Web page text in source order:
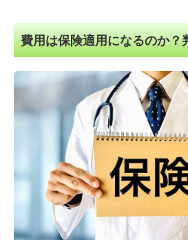
費用は保険適用になるのか？